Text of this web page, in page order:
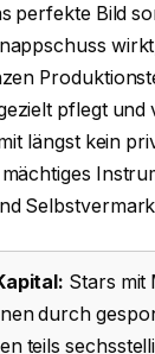
perfekte Bild
pflegt und
längst kein
Stars mit
durch
teils